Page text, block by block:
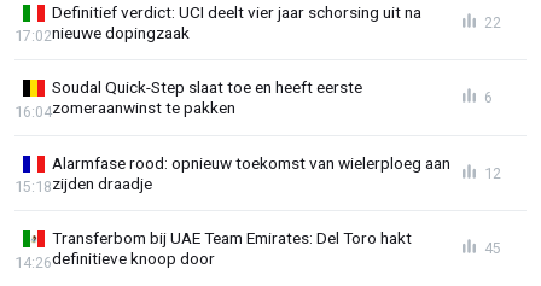
Definitief verdict: UCI deelt vier jaar schorsing uit na
nieuwe dopingzaak
17:02
22
Soudal Quick-Step slaat toe en heeft eerste
zomeraanwinst te pakken
16:04
6
Alarmfase rood: opnieuw toekomst van wielerploeg aan
zijden draadje
15:18
12
Transferbom bij UAE Team Emirates: Del Toro hakt
definitieve knoop door
14:26
45